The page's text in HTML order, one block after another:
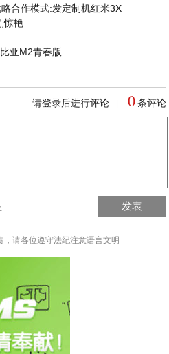
合作模式:发定制机红米3X
惊艳
亚M2青春版
请登录后进行评论 | 0 条评论
发表
请各位遵守法纪注意语言文明